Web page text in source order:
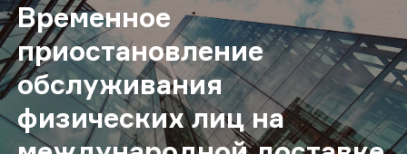
Временное
приостановление
обслуживания
физических лиц на